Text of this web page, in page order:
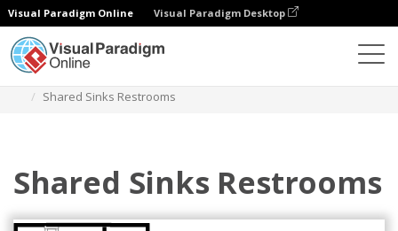
Visual Paradigm Online Visual Paradigm Desktop
Shared Sinks Restrooms
Shared Sinks Restrooms